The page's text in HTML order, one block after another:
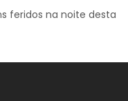
feridos na noite desta